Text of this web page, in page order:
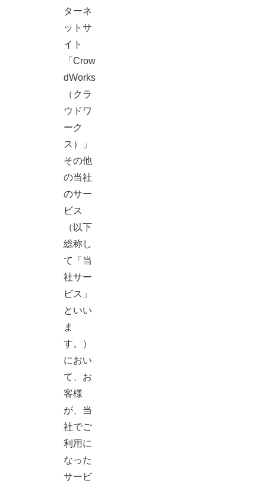
ターネ
ットサ
イト
「Crow
dWorks
（クラ
ウドワ
ーク
ス）」
その他
の当社
のサー
ビス
（以下
総称し
て「当
社サー
ビス」
といい
ま
す。）
におい
て、お
客様
が、当
社でご
利用に
なった
サービ